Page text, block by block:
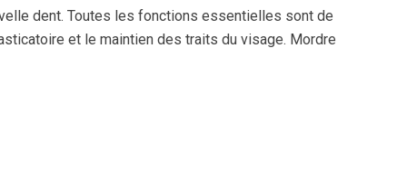
dent. Toutes les fonctions essentielles sont de
et le maintien des traits du visage. Mordre